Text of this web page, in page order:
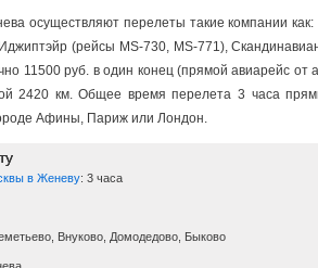
осуществляют перелеты такие компании
(рейсы MS-730, MS-771),
11500 руб. в один конец (прямой авиарейс
2420 км. Общее время перелета 3 часа
Афины, Париж или Лондон.
в Женеву: 3 часа
Внуково, Домодедово, Быково